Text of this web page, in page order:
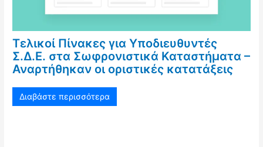
Τελικοί Πίνακες για Υποδιευθυντές
Σ.Δ.Ε. στα Σωφρονιστικά Καταστήματα –
Αναρτήθηκαν οι οριστικές κατατάξεις
Διαβάστε περισσότερα